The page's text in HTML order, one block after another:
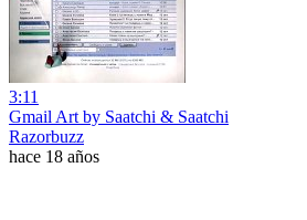
3:11
Gmail Art by Saatchi & Saatchi
Razorbuzz
hace 18 años